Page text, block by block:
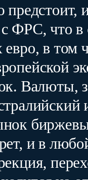
предстоит,
ФРС, что в
евро, в том
Валюты,
и в